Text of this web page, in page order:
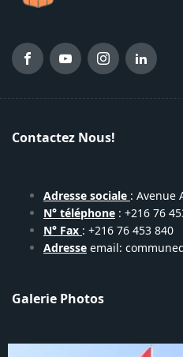
Contactez Nous!
Adresse sociale : Avenue
N° téléphone : +216 76
N° Fax : +216 76 453 840
Adresse email:
Galerie Photos